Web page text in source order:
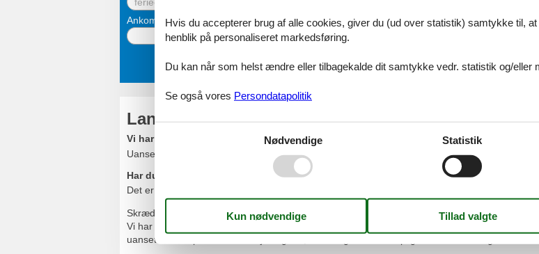
Ankomst
Varighed
Langtidsleje af sommerhus
Vi har sommerhuse overalt i Danmark
Uanset hvor du har behov for midlertidig indkvartering kan vi hjælpe dig.
Har du brug for mere end 5 uger?
Det er ikke noget problem, vi skal blot foretage bookingen manuelt. Kontakt os, så får du et
Skræddersyede løsninger
Vi har mange års erfaring med at finde gode løsninger til private, til erhverv og til
uanset hvilken periode det drejer sig om, laver vi gerne et uforpligtende tilbud til dig.
Hvis du accepterer brug af alle cookies, giver du (ud over statistik) samtykke til,
henblik på personaliseret markedsføring.
Du kan når som helst ændre eller tilbagekalde dit samtykke vedr. statistik og/eller
Se også vores Persondatapolitik
Nødvendige Statistik